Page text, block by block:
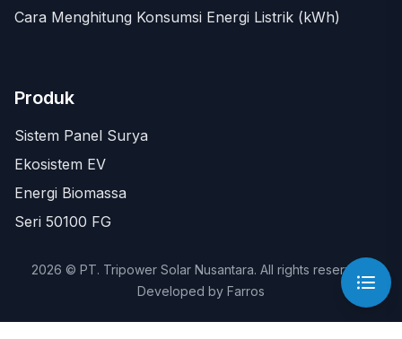
Cara Menghitung Konsumsi Energi Listrik (kWh)
Produk
Sistem Panel Surya
Ekosistem EV
Energi Biomassa
Seri 50100 FG
2026 © PT. Tripower Solar Nusantara. All rights reserved.
Developed by Farros